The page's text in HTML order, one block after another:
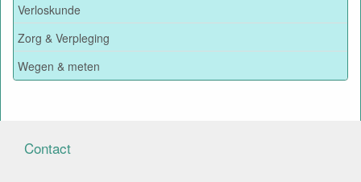
Verloskunde
Zorg & Verpleging
Wegen & meten
Contact